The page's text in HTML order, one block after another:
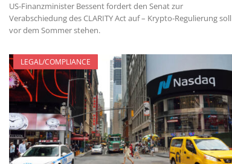
US-Finanzminister Bessent fordert den Senat zur
Verabschiedung des CLARITY Act auf – Krypto-Regulierung soll
vor dem Sommer stehen.
LEGAL/COMPLIANCE